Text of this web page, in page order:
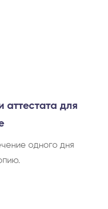
аттестата для
одного дня